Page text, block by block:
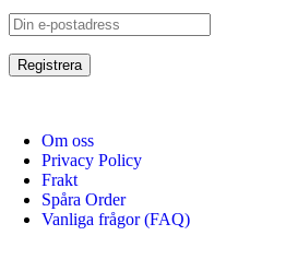
Om oss
Privacy Policy
Frakt
Spåra Order
Vanliga frågor (FAQ)